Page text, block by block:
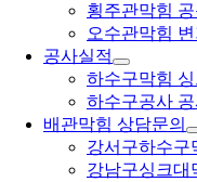
횡주관막힘
오수관막힘
공사실적
하수구막힘
하수구공사
배관막힘 상담문의
강서구하수구
강남구싱크대